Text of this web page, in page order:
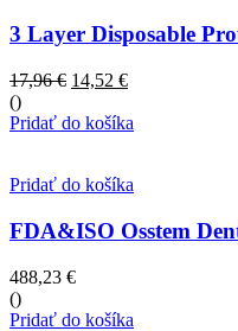
3 Layer Disposable
17,96€ 14,52 €
()
Pridať do košíka
Pridať do košíka
FDA&ISO Osstem
488,23 €
()
Pridať do košíka